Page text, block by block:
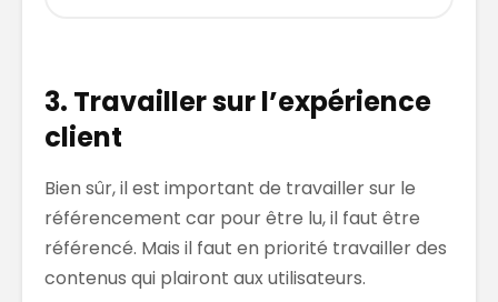
3. Travailler sur l’expérience
client
Bien sûr, il est important de travailler sur le
référencement car pour être lu, il faut être
référencé. Mais il faut en priorité travailler des
contenus qui plairont aux utilisateurs.